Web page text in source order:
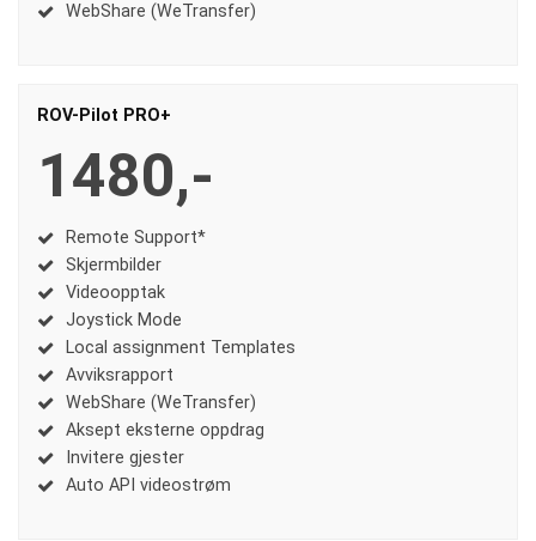
WebShare (WeTransfer)
ROV-Pilot PRO+
1480,-
Remote Support*
Skjermbilder
Videoopptak
Joystick Mode
Local assignment Templates
Avviksrapport
WebShare (WeTransfer)
Aksept eksterne oppdrag
Invitere gjester
Auto API videostrøm